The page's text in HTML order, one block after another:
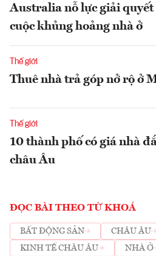
Australia nỗ lực giải quyết
cuộc khủng hoảng nhà ở
Thế giới
Thuê nhà trả góp nở rộ ở
Thế giới
10 thành phố có giá nhà
châu Âu
ĐỌC BÀI THEO TỪ KHOÁ
BẤT ĐỘNG SẢN
CHÂU ÂU
KINH TẾ CHÂU ÂU
NHÀ Ở